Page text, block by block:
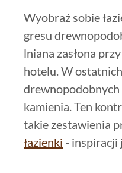
Wyobraź sobie
gresu
lniana zasłona
hotelu. W
kamienia. Ten
takie zestawienia
łazienki - inspiracji